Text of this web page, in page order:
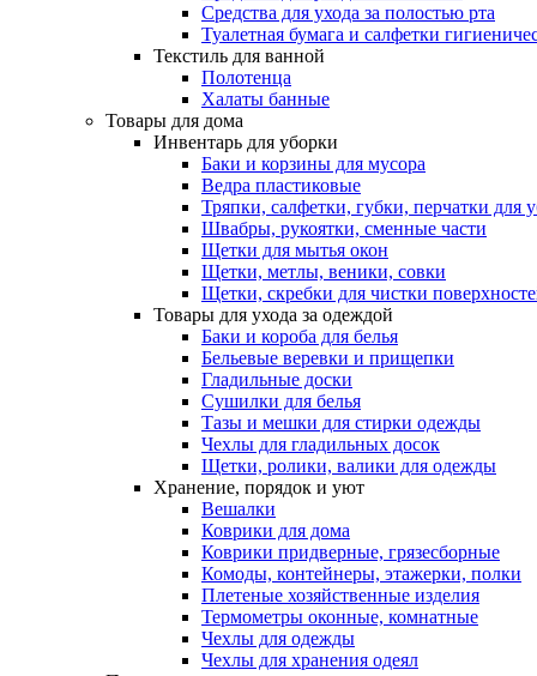
Средства для ухода за полостью рта
Туалетная бумага и салфетки
Текстиль для ванной
Полотенца
Халаты банные
Товары для дома
Инвентарь для уборки
Баки и корзины для мусора
Ведра пластиковые
Тряпки, салфетки, губки, перчатки для
Швабры, рукоятки, сменные части
Щетки для мытья окон
Щетки, метлы, веники, совки
Щетки, скребки для чистки
Товары для ухода за одеждой
Баки и короба для белья
Бельевые веревки и прищепки
Гладильные доски
Сушилки для белья
Тазы и мешки для стирки одежды
Чехлы для гладильных досок
Щетки, ролики, валики для одежды
Хранение, порядок и уют
Вешалки
Коврики для дома
Коврики придверные, грязесборные
Комоды, контейнеры, этажерки, полки
Плетеные хозяйственные изделия
Термометры оконные, комнатные
Чехлы для одежды
Чехлы для хранения одеял